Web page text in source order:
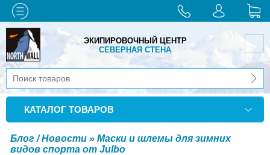
ЭКИПИРОВОЧНЫЙ ЦЕНТР
СЕВЕРНАЯ СТЕНА
КАТАЛОГ ТОВАРОВ
Блог / Новости » Маски и шлемы для зимних
видов спорта от Julbo